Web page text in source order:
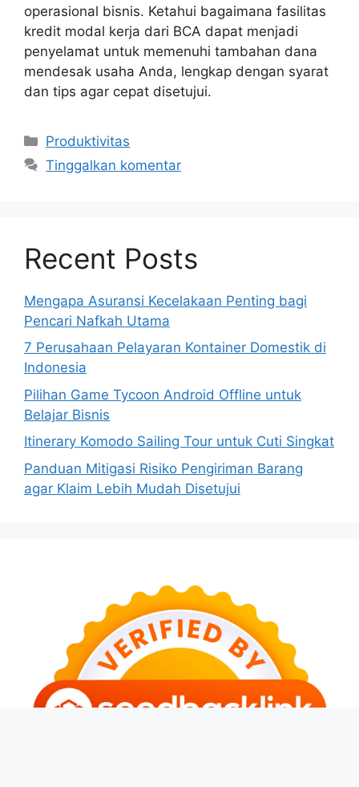
operasional bisnis. Ketahui bagaimana fasilitas
kredit modal kerja dari BCA dapat menjadi
penyelamat untuk memenuhi tambahan dana
mendesak usaha Anda, lengkap dengan syarat
dan tips agar cepat disetujui.
Kategori
Produktivitas
Tinggalkan komentar
Recent Posts
Mengapa Asuransi Kecelakaan Penting bagi
Pencari Nafkah Utama
7 Perusahaan Pelayaran Kontainer Domestik di
Indonesia
Pilihan Game Tycoon Android Offline untuk
Belajar Bisnis
Itinerary Komodo Sailing Tour untuk Cuti Singkat
Panduan Mitigasi Risiko Pengiriman Barang
agar Klaim Lebih Mudah Disetujui